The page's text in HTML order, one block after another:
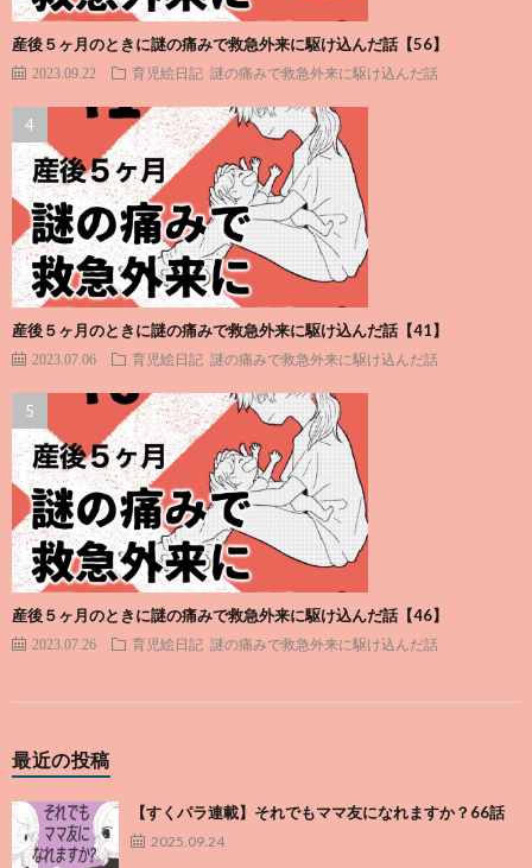
産後５ヶ月のときに謎の痛みで救急外来に駆け込んだ話【56】
2023.09.22 育児絵日記 謎の痛みで救急外来に駆け込んだ話
産後５ヶ月のときに謎の痛みで救急外来に駆け込んだ話【41】
2023.07.06 育児絵日記 謎の痛みで救急外来に駆け込んだ話
産後５ヶ月のときに謎の痛みで救急外来に駆け込んだ話【46】
2023.07.26 育児絵日記 謎の痛みで救急外来に駆け込んだ話
最近の投稿
【すくパラ連載】それでもママ友になれますか？66話
2025.09.24